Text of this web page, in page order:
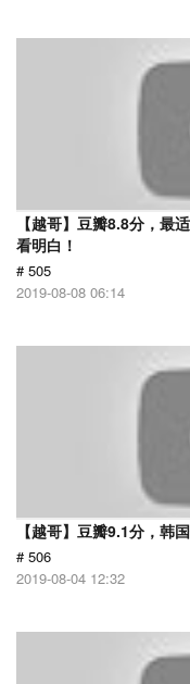
【越哥】豆瓣8.8分，最
看明白！
# 505
2019-08-08 06:14
【越哥】豆瓣9.1分，韩
# 506
2019-08-04 12:32